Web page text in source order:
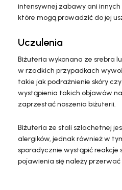
intensywnej zabawy ani
które mogą prowadzić do jej
Uczulenia
Biżuteria wykonana ze srebra
w rzadkich przypadkach
takie jak podrażnienie skóry
wystąpienia takich objawów
zaprzestać noszenia biżuterii.
Biżuteria ze stali szlachetnej
alergików, jednak również w
sporadycznie wystąpić reakcje
pojawienia się należy